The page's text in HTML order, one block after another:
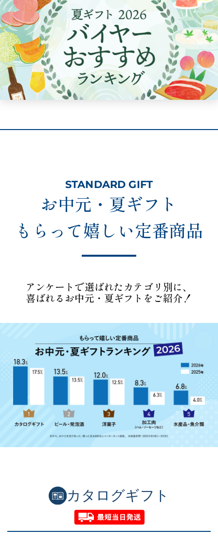
STANDARD GIFT
お中元・夏ギフト
もらって嬉しい定番商品
アンケートで選ばれたカテゴリ別に、
喜ばれるお中元・夏ギフトをご紹介！
カタログギフト